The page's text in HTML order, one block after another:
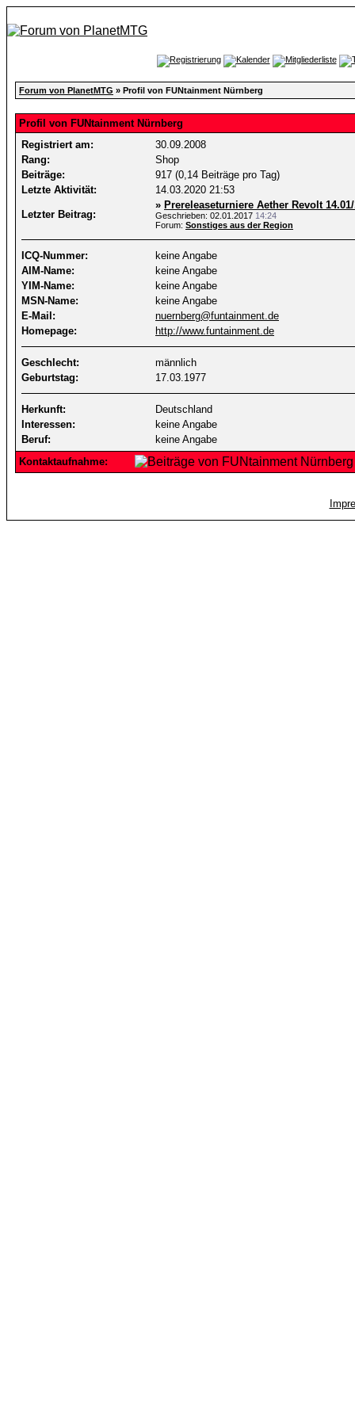
Forum von PlanetMTG » Profil von FUNtainment Nürnberg
Profil von FUNtainment Nürnberg
Registriert am:
30.09.2008
Rang:
Shop
Beiträge:
917 (0,14 Beiträge pro Tag)
Letzte Aktivität:
14.03.2020 21:53
Letzter Beitrag:
» Prereleaseturniere Aether Revolt
Geschrieben: 02.01.2017 14:24
Forum: Sonstiges aus der Region
ICQ-Nummer:
keine Angabe
AIM-Name:
keine Angabe
YIM-Name:
keine Angabe
MSN-Name:
keine Angabe
E-Mail:
nuernberg@funtainment.de
Homepage:
http://www.funtainment.de
Geschlecht:
männlich
Geburtstag:
17.03.1977
Herkunft:
Deutschland
Interessen:
keine Angabe
Beruf:
keine Angabe
Kontaktaufnahme: